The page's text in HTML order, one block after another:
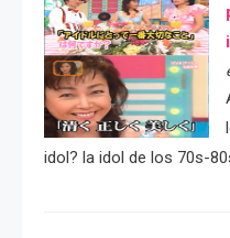
idol? la idol de los 70s-